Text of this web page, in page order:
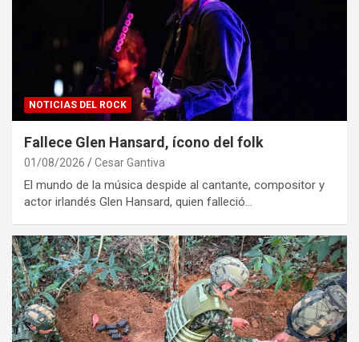
NOTICIAS DEL ROCK
Fallece Glen Hansard, ícono del folk
01/08/2026 Cesar Gantiva
El mundo de la música despide al cantante, compositor y
actor irlandés Glen Hansard, quien falleció…